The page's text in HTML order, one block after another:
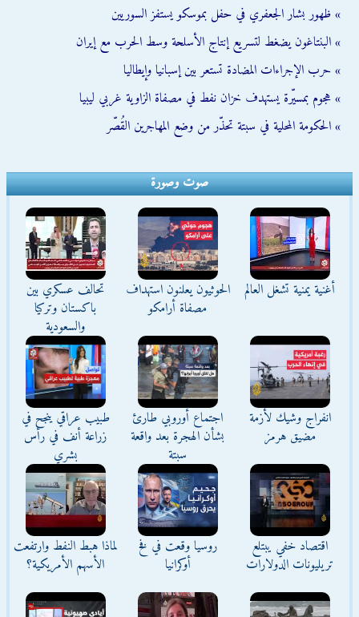
» ظهور بشار الجعفري في حفل بموسكو يستفز السوريين
» البنتاغون يضغط لتسريع إنتاج الأسلحة وسط الحرب مع إيران
» حرب الإجراءات المضادة تستعر بين إسبانيا وإيطاليا
» هجوم بمسيّرة يستهدف خزان نفط في مصفاة الزاوية غربي ليبيا
» الحكومة المحلية في سبتة تحذّر من وضع المهاجرين القُصّر
صوت وصورة
أغنية يمنية تشغل العالم
الحوثيون يعلنون استهداف
مصفاة أرامكو
تحالف عسكري بين
باكستان وتركيا
والسعودية
انفراج وشيك لأزمة
مضيق هرمز
اجتماع أوروبي طارئ
بشأن الهجرة بعد واقعة
سبتة
طبيب عراقي ينجح في
زراعة أنف في رأس
بشري
اقتصاد خفي يبتلع
تريليونات الدولارات
روسيا وقعت في فخ
أوكرانيا
لماذا هبط النفط وارتفعت
الأسهم الأمريكية؟